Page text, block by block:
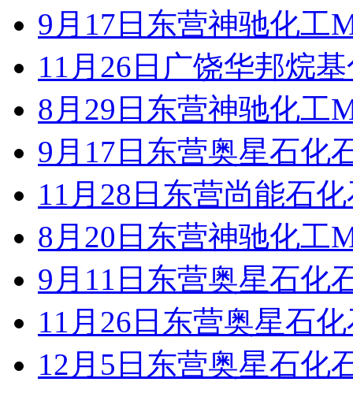
9月17日东营神驰化工
11月26日广饶华邦烷
8月29日东营神驰化工
9月17日东营奥星石化
11月28日东营尚能石
8月20日东营神驰化工
9月11日东营奥星石化
11月26日东营奥星石
12月5日东营奥星石化